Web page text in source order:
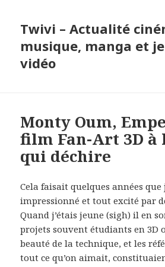
Twivi – Actualité
musique, manga et
vidéo
Monty Oum,
film Fan-Art 3D à
qui déchire
Cela faisait quelques années que
impressionné et tout excité par
Quand j’étais jeune (sigh) il en
projets souvent étudiants en 3D
beauté de la technique, et les
tout ce qu’on aimait,